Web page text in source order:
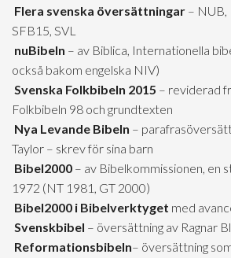
Flera svenska översättningar – NUB,
SFB15, SVL
nuBibeln – av Biblica, Internationella
också bakom engelska NIV)
Svenska Folkbibeln 2015 – reviderad
Folkbibeln 98 och grundtexten
Nya Levande Bibeln –
Taylor – skrev för sina barn
Bibel2000 – av Bibelkommissionen, en
1972 (NT 1981, GT 2000)
Bibel2000 i Bibelverktyget med
Svenskbibel – översättning av Ragnar
Reformationsbibeln– översättning